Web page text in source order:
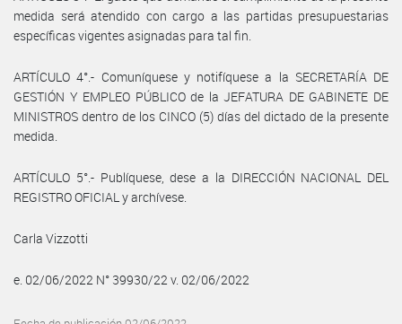
medida será atendido con cargo a las partidas presupuestarias
específicas vigentes asignadas para tal fin.
ARTÍCULO 4°.- Comuníquese y notifíquese a la SECRETARÍA DE
GESTIÓN Y EMPLEO PÚBLICO de la JEFATURA DE GABINETE DE
MINISTROS dentro de los CINCO (5) días del dictado de la presente
medida.
ARTÍCULO 5°.- Publíquese, dese a la DIRECCIÓN NACIONAL DEL
REGISTRO OFICIAL y archívese.
Carla Vizzotti
e. 02/06/2022 N° 39930/22 v. 02/06/2022